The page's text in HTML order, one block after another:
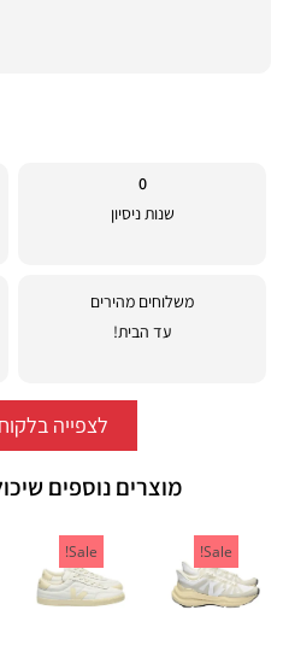
0
שנות ניסיון
משלוחים מהירים
עד הבית!
לצפייה
מוצרים נוספים
Sale!
Sale!